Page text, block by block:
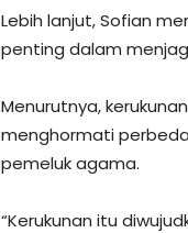
Lebih lanjut, Sofian
penting dalam
Menurutnya,
menghormati
pemeluk agama.
“Kerukunan itu